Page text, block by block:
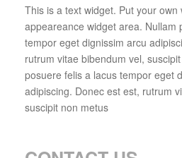
This is a text widget. Put your own
appeareance widget area. Nullam
tempor eget dignissim arcu
rutrum vitae bibendum vel,
posuere felis a lacus tempor eget
adipiscing. Donec est est, rutrum
suscipit non metus